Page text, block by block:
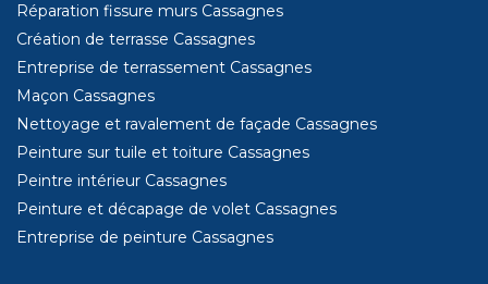
Réparation fissure murs Cassagnes
Création de terrasse Cassagnes
Entreprise de terrassement Cassagnes
Maçon Cassagnes
Nettoyage et ravalement de façade Cassagnes
Peinture sur tuile et toiture Cassagnes
Peintre intérieur Cassagnes
Peinture et décapage de volet Cassagnes
Entreprise de peinture Cassagnes